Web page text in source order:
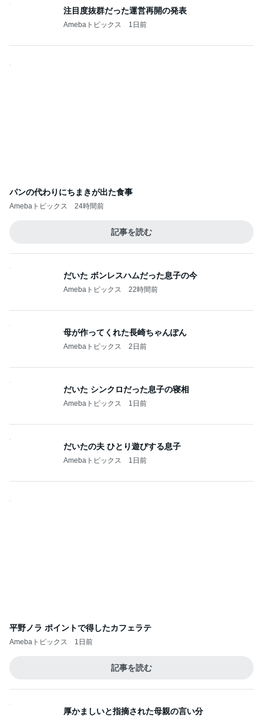
注目度抜群だった運営再開の発表
Amebaトピックス 1日前
パンの代わりにちまきが出た食事
Amebaトピックス 24時間前
記事を読む
だいた ボンレスハムだった息子の今
Amebaトピックス 22時間前
母が作ってくれた長崎ちゃんぽん
Amebaトピックス 2日前
だいた シンクロだった息子の寝相
Amebaトピックス 1日前
だいたの夫 ひとり遊びする息子
Amebaトピックス 1日前
平野ノラ ポイントで得したカフェラテ
Amebaトピックス 1日前
記事を読む
厚かましいと指摘された母親の言い分